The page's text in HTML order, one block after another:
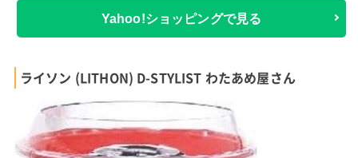
Yahoo!ショッピングで見る
ライソン (LITHON) D-STYLIST わたあめ屋さん